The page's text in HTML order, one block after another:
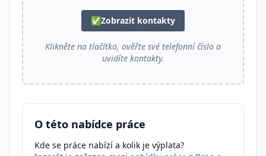
✅Zobrazit kontakty
Klikněte na tlačítko, ověřte své telefonní číslo a
uvidíte kontakty.
O této nabídce práce
Kde se práce nabízí a kolik je výplata?